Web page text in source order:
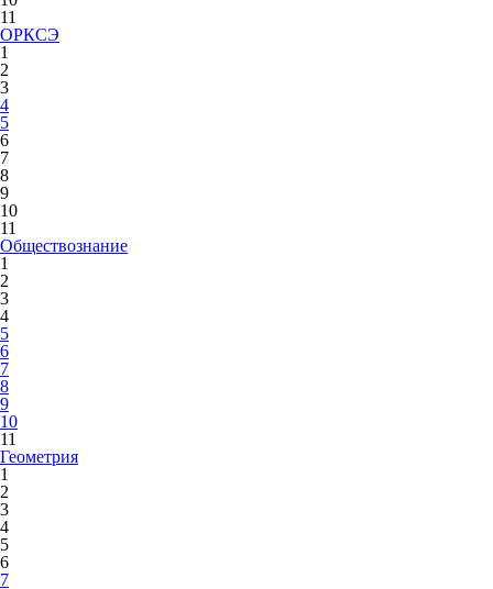
11
ОРКСЭ
1
2
3
4
5
6
7
8
9
10
11
Обществознание
1
2
3
4
5
6
7
8
9
10
11
Геометрия
1
2
3
4
5
6
7